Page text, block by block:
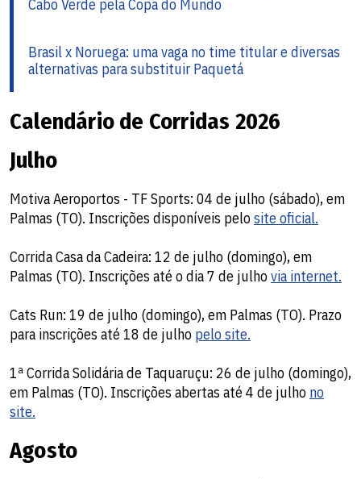
Cabo Verde pela Copa do Mundo
Brasil x Noruega: uma vaga no time titular e diversas
alternativas para substituir Paquetá
Calendário de Corridas 2026
Julho
Motiva Aeroportos - TF Sports: 04 de julho (sábado), em
Palmas (TO). Inscrições disponíveis pelosite oficial.
Corrida Casa da Cadeira: 12 de julho (domingo), em
Palmas (TO). Inscrições até o dia 7 de julhovia internet.
Cats Run: 19 de julho (domingo), em Palmas (TO). Prazo
para inscrições até 18 de julho pelo site.
1ª Corrida Solidária de Taquaruçu: 26 de julho (domingo),
em Palmas (TO). Inscrições abertas até 4 de julho no
site.
Agosto